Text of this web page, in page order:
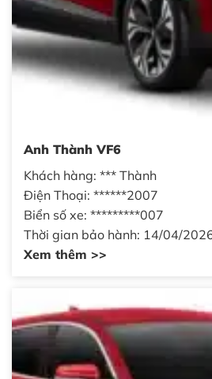
Anh Thành VF6
Khách hàng: *** Thành
Điện Thoại: ******2007
Biển số xe: *********007
Thời gian bảo hành: 14/04/
Xem thêm >>